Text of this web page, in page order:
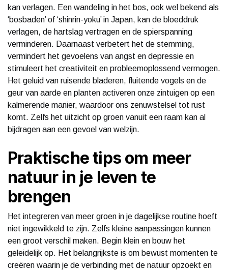
kan verlagen. Een wandeling in het bos, ook wel bekend als
‘bosbaden’ of ‘shinrin-yoku’ in Japan, kan de bloeddruk
verlagen, de hartslag vertragen en de spierspanning
verminderen. Daarnaast verbetert het de stemming,
vermindert het gevoelens van angst en depressie en
stimuleert het creativiteit en probleemoplossend vermogen.
Het geluid van ruisende bladeren, fluitende vogels en de
geur van aarde en planten activeren onze zintuigen op een
kalmerende manier, waardoor ons zenuwstelsel tot rust
komt. Zelfs het uitzicht op groen vanuit een raam kan al
bijdragen aan een gevoel van welzijn.
Praktische tips om meer
natuur in je leven te
brengen
Het integreren van meer groen in je dagelijkse routine hoeft
niet ingewikkeld te zijn. Zelfs kleine aanpassingen kunnen
een groot verschil maken. Begin klein en bouw het
geleidelijk op. Het belangrijkste is om bewust momenten te
creëren waarin je de verbinding met de natuur opzoekt en